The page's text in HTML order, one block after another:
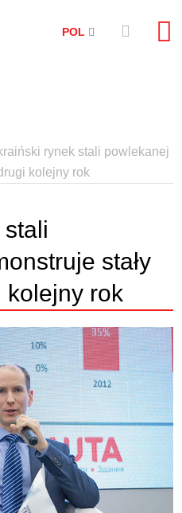
POL
rynek stali powlekanej
kolejny rok
stały
kolejny rok